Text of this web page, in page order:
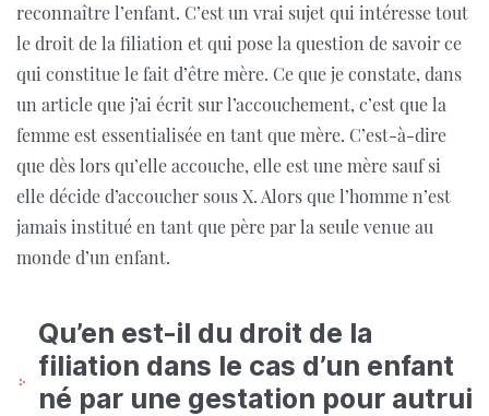
reconnaître l’enfant. C’est un vrai sujet qui intéresse tout
le droit de la filiation et qui pose la question de savoir ce
qui constitue le fait d’être mère. Ce que je constate, dans
un article que j’ai écrit sur l’accouchement, c’est que la
femme est essentialisée en tant que mère. C’est-à-dire
que dès lors qu’elle accouche, elle est une mère sauf si
elle décide d’accoucher sous X. Alors que l’homme n’est
jamais institué en tant que père par la seule venue au
monde d’un enfant.
Qu’en est-il du droit de la
filiation dans le cas d’un enfant
né par une gestation pour autrui